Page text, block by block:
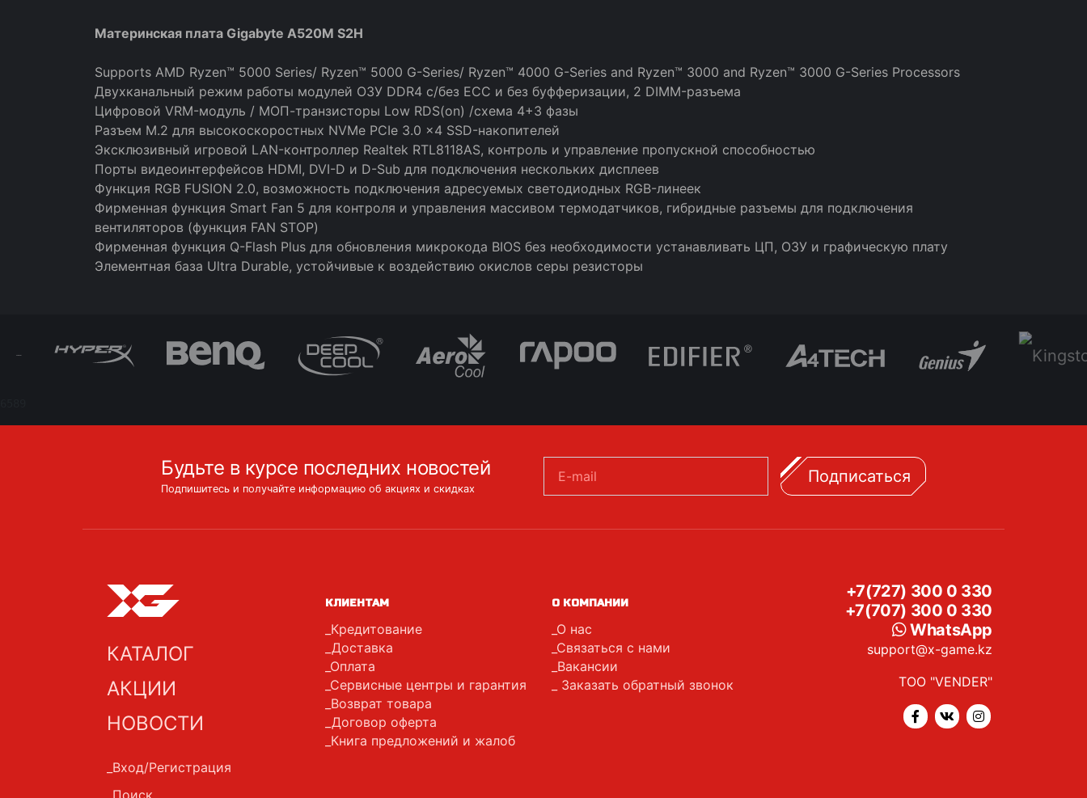
Материнская плата Gigabyte A520M S2H
Supports AMD Ryzen™ 5000 Series/ Ryzen™ 5000 G-Series/ Ryzen™ 4000 G-Series and Ryzen™ 3000 and Ryzen™ 3000 G-Series Processors
Двухканальный режим работы модулей ОЗУ DDR4 с/без ECC и без буфферизации, 2 DIMM-разъема
Цифровой VRM-модуль / МОП-транзисторы Low RDS(on) /схема 4+3 фазы
Разъем M.2 для высокоскоростных NVMe PCIe 3.0 x4 SSD-накопителей
Эксклюзивный игровой LAN-контроллер Realtek RTL8118AS, контроль и управление пропускной способностью
Порты видеоинтерфейсов HDMI, DVI-D и D-Sub для подключения нескольких дисплеев
Функция RGB FUSION 2.0, возможность подключения адресуемых светодиодных RGB-линеек
Фирменная функция Smart Fan 5 для контроля и управления массивом термодатчиков, гибридные разъемы для подключения
вентиляторов (функция FAN STOP)
Фирменная функция Q-Flash Plus для обновления микрокода BIOS без необходимости устанавливать ЦП, ОЗУ и графическую плату
Элементная база Ultra Durable, устойчивые к воздействию окислов серы резисторы
Будьте в курсе последних новостей
Подпишитесь и получайте информацию об акциях и скидках
E-mail Подписаться
КАТАЛОГ
АКЦИИ
НОВОСТИ
Вход/Регистрация
Поиск
КЛИЕНТАМ
Кредитование
Доставка
Оплата
Сервисные центры и гарантия
Возврат товара
Договор оферта
Книга предложений и жалоб
О КОМПАНИИ
О нас
Связаться с нами
Вакансии
Заказать обратный звонок
+7(727) 300 0 330
+7(707) 300 0 330
WhatsApp
support@x-game.kz
ТОО "VENDER"